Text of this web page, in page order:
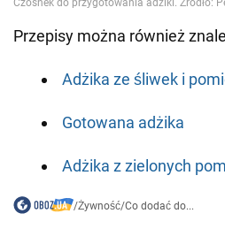
Przepisy można również
Adżika ze śliwek i
Gotowana adżika
Adżika z zielonych
/Żywność/Co dodać do...